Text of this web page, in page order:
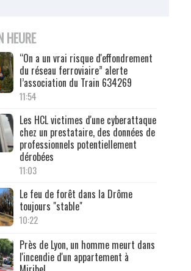
HEURE
“On a un vrai risque d'effondrement
du réseau ferroviaire” alerte
l’association du Train 634269
11:54
Les HCL victimes d'une cyberattaque
chez un prestataire, des données de
professionnels potentiellement
dérobées
11:03
Le feu de forêt dans la Drôme
toujours "stable"
10:22
Près de Lyon, un homme meurt dans
l'incendie d'un appartement à